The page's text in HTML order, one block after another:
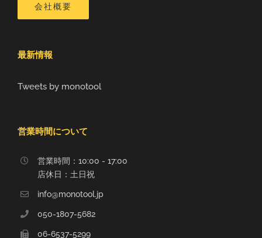
会社概要
最新情報
Tweets by monotool
営業時間について
営業時間：10:00 - 17:00
店休日：土日祝
info@monotool.jp
050-1807-5682
06-6537-5299